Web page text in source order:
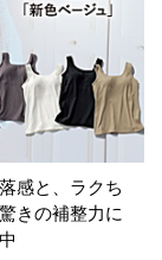
マルチ
感と、ラクち
きの補整力に